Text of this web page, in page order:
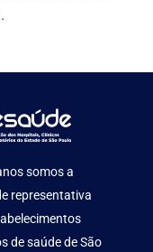
somos a
representativa
de saúde de São